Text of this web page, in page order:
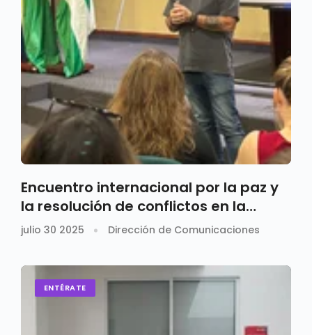
Encuentro internacional por la paz y
la resolución de conflictos en la
Santoto Medellín
julio 30 2025 Dirección de Comunicaciones
ENTÉRATE